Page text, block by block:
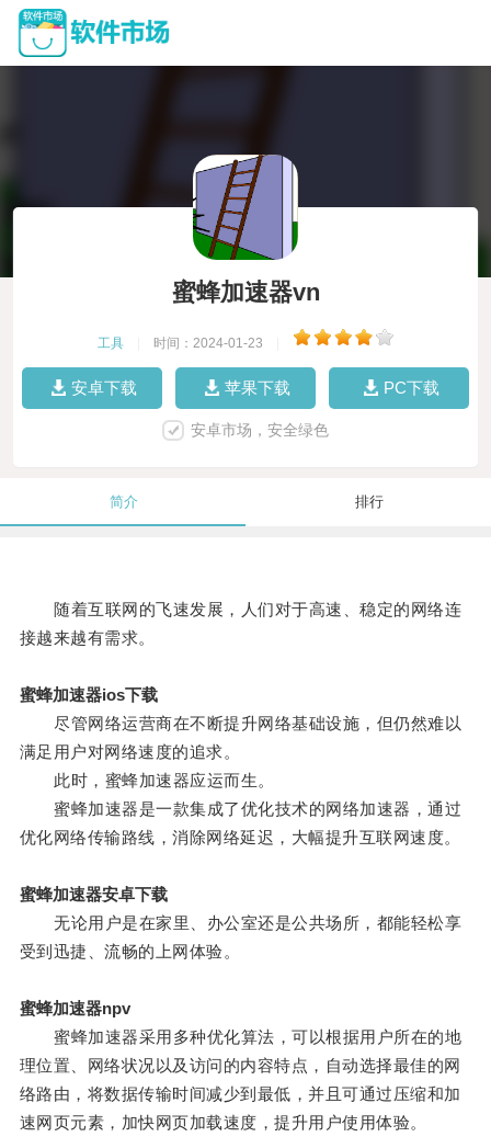
蜜蜂加速器vn
工具 时间：2024-01-23
安卓下载 苹果下载 PC下载
安卓市场，安全绿色
简介 排行
随着互联网的飞速发展，人们对于高速、稳定的网络连
接越来越有需求。
蜜蜂加速器ios下载
尽管网络运营商在不断提升网络基础设施，但仍然难以
满足用户对网络速度的追求。
此时，蜜蜂加速器应运而生。
蜜蜂加速器是一款集成了优化技术的网络加速器，通过
优化网络传输路线，消除网络延迟，大幅提升互联网速度。
蜜蜂加速器安卓下载
无论用户是在家里、办公室还是公共场所，都能轻松享
受到迅捷、流畅的上网体验。
蜜蜂加速器npv
蜜蜂加速器采用多种优化算法，可以根据用户所在的地
理位置、网络状况以及访问的内容特点，自动选择最佳的网
络路由，将数据传输时间减少到最低，并且可通过压缩和加
速网页元素，加快网页加载速度，提升用户使用体验。